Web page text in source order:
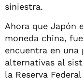
siniestra.
Ahora que Japón
moneda china,
encuentra en una
alternativas al
la Reserva